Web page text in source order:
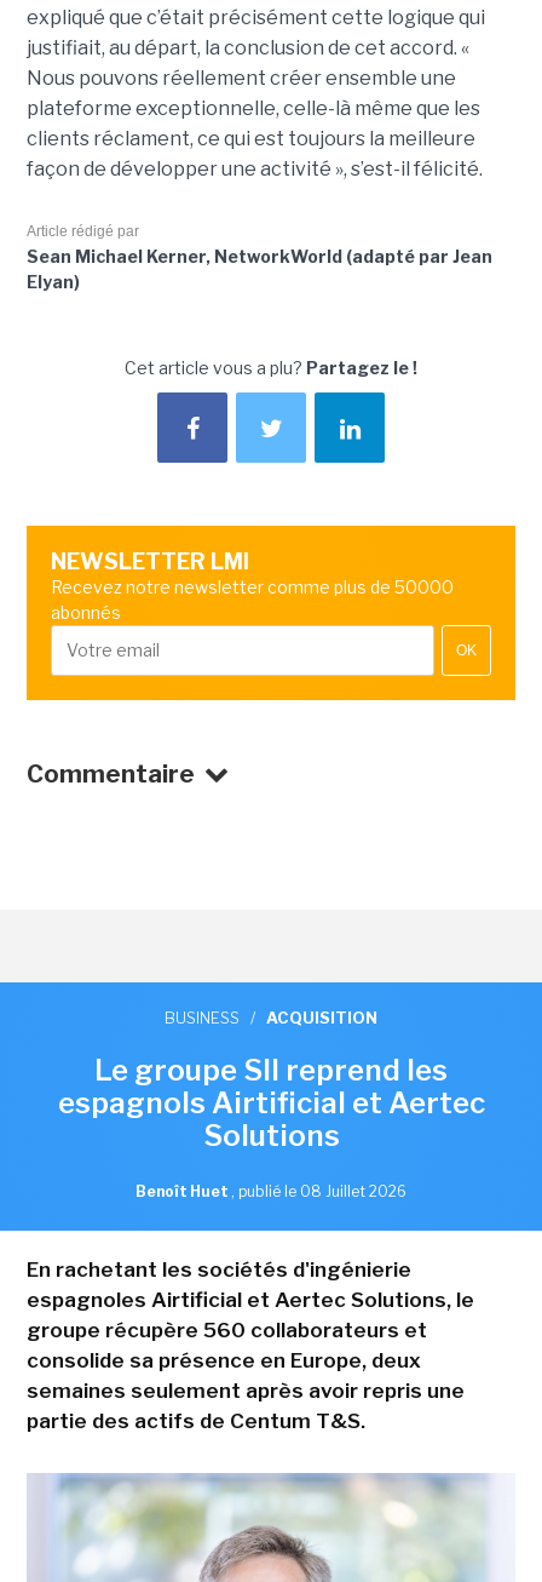
expliqué que c’était précisément cette logique qui
justifiait, au départ, la conclusion de cet accord. «
Nous pouvons réellement créer ensemble une
plateforme exceptionnelle, celle-là même que les
clients réclament, ce qui est toujours la meilleure
façon de développer une activité », s’est-il félicité.
Article rédigé par
Sean Michael Kerner, NetworkWorld (adapté par Jean
Elyan)
Cet article vous a plu? Partagez le !
NEWSLETTER LMI
Recevez notre newsletter comme plus de 50000
abonnés
OK
Commentaire
BUSINESS / ACQUISITION
Le groupe SII reprend les
espagnols Airtificial et Aertec
Solutions
Benoît Huet , publié le 08 Juillet 2026
En rachetant les sociétés d'ingénierie
espagnoles Airtificial et Aertec Solutions, le
groupe récupère 560 collaborateurs et
consolide sa présence en Europe, deux
semaines seulement après avoir repris une
partie des actifs de Centum T&S.